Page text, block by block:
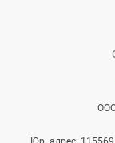
Вся информация
не заменяет